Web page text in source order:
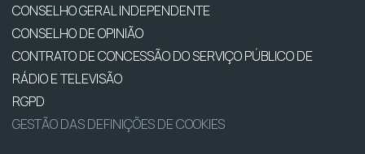
CONSELHO GERAL INDEPENDENTE
CONSELHO DE OPINIÃO
CONTRATO DE CONCESSÃO DO SERVIÇO PÚBLICO DE
RÁDIO E TELEVISÃO
RGPD
GESTÃO DAS DEFINIÇÕES DE COOKIES